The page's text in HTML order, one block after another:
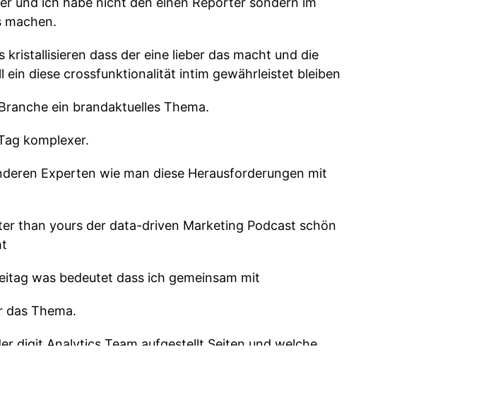
machen.
dass der eine lieber das macht und die
ein diese crossfunktionalität intim gewährleistet bleiben
ein brandaktuelles Thema.
komplexer.
Experten wie man diese Herausforderungen mit
than yours der data-driven Marketing Podcast schön
was bedeutet dass ich gemeinsam mit
das Thema.
digit Analytics Team aufgestellt Seiten und welche